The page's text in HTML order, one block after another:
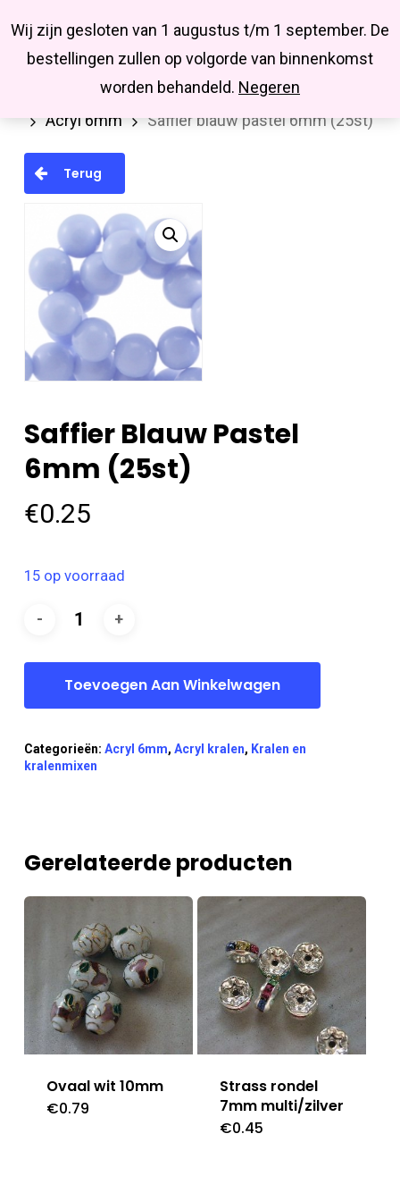
Wij zijn gesloten van 1 augustus t/m 1 september. De
bestellingen zullen op volgorde van binnenkomst
worden behandeld. Negeren
main
Missbluesieraden
searchaccount
Kralen en kralenmixen
Acryl kralen
Acryl 6mm
Saffier blauw pastel 6mm (25st)
Terug
Saffier Blauw Pastel
6mm (25st)
€0.25
15 op voorraad
Toevoegen Aan Winkelwagen
Categorieën: Acryl 6mm, Acryl kralen, Kralen en
kralenmixen
Gerelateerde producten
Ovaal wit 10mm
€0.79
Strass rondel
7mm multi/zilver
€0.45
Close